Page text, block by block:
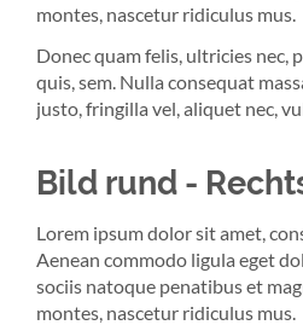
montes, nascetur ridiculus mus.
Donec quam felis, ultricies nec,
quis, sem. Nulla consequat
justo, fringilla vel, aliquet nec,
Bild rund -
Lorem ipsum dolor sit amet,
Aenean commodo ligula eget
sociis natoque penatibus et
montes, nascetur ridiculus mus.